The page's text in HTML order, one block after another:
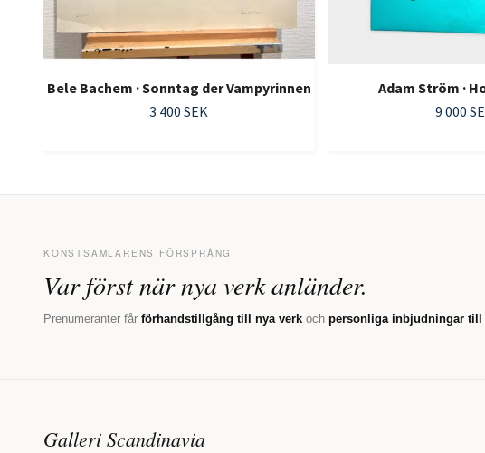
Bele Bachem · Sonntag der Vampyrinnen
3 400 SEK
Adam Ström ·
9 000
KONSTSAMLARENS FÖRSPRÅNG
Var först när nya verk anländer.
Prenumeranter får förhandstillgång till nya verk och personliga inbjudningar till
Galleri Scandinavia